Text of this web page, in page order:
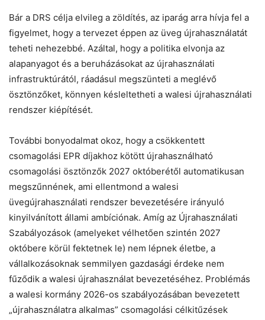
Bár a DRS célja elvileg a zöldítés, az iparág arra hívja fel a
figyelmet, hogy a tervezet éppen az üveg újrahasználatát
teheti nehezebbé. Azáltal, hogy a politika elvonja az
alapanyagot és a beruházásokat az újrahasználati
infrastruktúrától, ráadásul megszünteti a meglévő
ösztönzőket, könnyen késleltetheti a walesi újrahasználati
rendszer kiépítését.
További bonyodalmat okoz, hogy a csökkentett
csomagolási EPR díjakhoz kötött újrahasználható
csomagolási ösztönzők 2027 októberétől automatikusan
megszűnnének, ami ellentmond a walesi
üvegújrahasználati rendszer bevezetésére irányuló
kinyilvánított állami ambíciónak. Amíg az Újrahasználati
Szabályozások (amelyeket vélhetően szintén 2027
októbere körül fektetnek le) nem lépnek életbe, a
vállalkozásoknak semmilyen gazdasági érdeke nem
fűződik a walesi újrahasználat bevezetéséhez. Problémás
a walesi kormány 2026-os szabályozásában bevezetett
„újrahasználatra alkalmas” csomagolási célkitűzések